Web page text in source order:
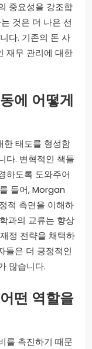
중요성을 강조합
것은 더 나은 선
다. 기존의 돈 사
재무 관리에 대한
에 어떻게
한 태도를 형성함
다. 변혁적인 책들
하도록 도와주어
들어, Morgan
적 측면을 이해하
과의 교류는 향상
정 전략을 채택하
들은 더 긍정적인
많습니다.
떤 역할을
를 촉진하기 때문